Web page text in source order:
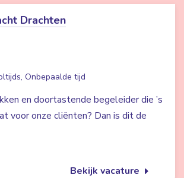
Drachten
Onbepaalde tijd
en doortastende begeleider die ’s
voor onze cliënten? Dan is dit de
Bekijk vacature